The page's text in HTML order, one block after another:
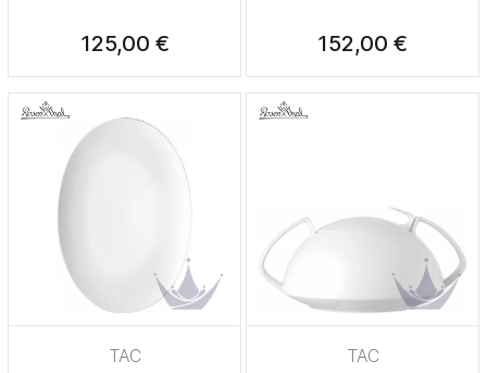
125,00 € 152,00 €
TAC TAC